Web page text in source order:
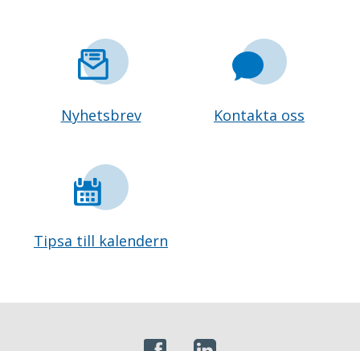
Nyhetsbrev Kontakta oss
Tipsa till kalendern